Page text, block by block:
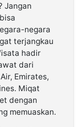
Jangan
negara
terjangkau
hadir
dari
Emirates,
Miqat
dengan
memuaskan.